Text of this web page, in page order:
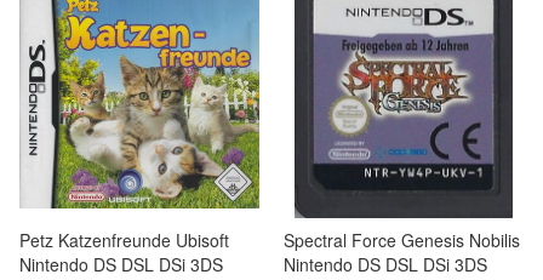
Petz Katzenfreunde Ubisoft
Nintendo DS DSL DSi 3DS
Spectral Force Genesis Nobilis
Nintendo DS DSL DSi 3DS